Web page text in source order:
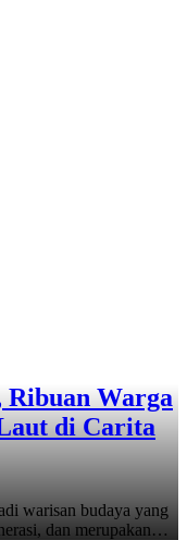
Ribuan Warga
di Carita
warisan budaya yang
dan merupakan…